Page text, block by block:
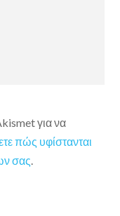
για να
πώς υφίστανται
σας.